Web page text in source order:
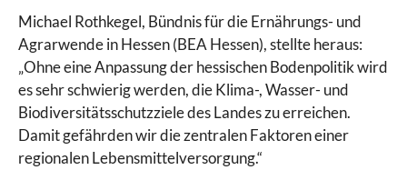
Michael Rothkegel, Bündnis für die Ernährungs- und
Agrarwende in Hessen (BEA Hessen), stellte heraus:
„Ohne eine Anpassung der hessischen Bodenpolitik wird
es sehr schwierig werden, die Klima-, Wasser- und
Biodiversitätsschutzziele des Landes zu erreichen.
Damit gefährden wir die zentralen Faktoren einer
regionalen Lebensmittelversorgung.“